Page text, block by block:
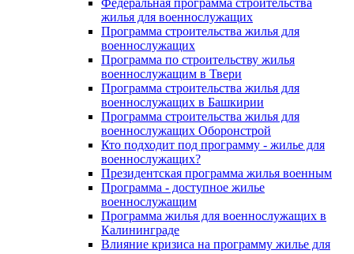
Федеральная программа строительства
жилья для военнослужащих
Программа строительства жилья для
военнослужащих
Программа по строительству жилья
военнослужащим в Твери
Программа строительства жилья для
военнослужащих в Башкирии
Программа строительства жилья для
военнослужащих Оборонстрой
Кто подходит под программу - жилье для
военнослужащих?
Президентская программа жилья военным
Программа - доступное жилье
военнослужащим
Программа жилья для военнослужащих в
Калининграде
Влияние кризиса на программу жилье для